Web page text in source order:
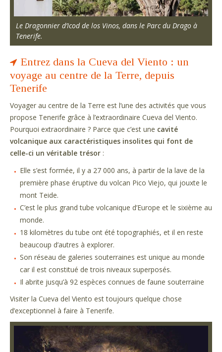
Le Dragonnier d’Icod de los Vinos, dans le Parc du Drago à
Tenerife.
Entrez dans la Cueva del Viento : un
voyage au centre de la Terre, depuis
Tenerife
Voyager au centre de la Terre est l’une des activités que vous
propose Tenerife grâce à l’extraordinaire Cueva del Viento.
Pourquoi extraordinaire ? Parce que c’est une cavité
volcanique aux caractéristiques insolites qui font de
celle-ci un véritable trésor :
Elle s’est formée, il y a 27 000 ans, à partir de la lave de la
première phase éruptive du volcan Pico Viejo, qui jouxte le
mont Teide.
C’est le plus grand tube volcanique d’Europe et le sixième au
monde.
18 kilomètres du tube ont été topographiés, et il en reste
beaucoup d’autres à explorer.
Son réseau de galeries souterraines est unique au monde
car il est constitué de trois niveaux superposés.
Il abrite jusqu’à 92 espèces connues de faune souterraine
Visiter la Cueva del Viento est toujours quelque chose
d’exceptionnel à faire à Tenerife.